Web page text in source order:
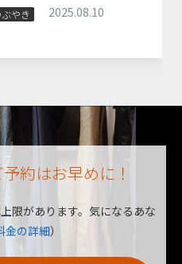
やき 2025.08.10
約はお早めに！
限があります。 気になるあな
金の詳細）